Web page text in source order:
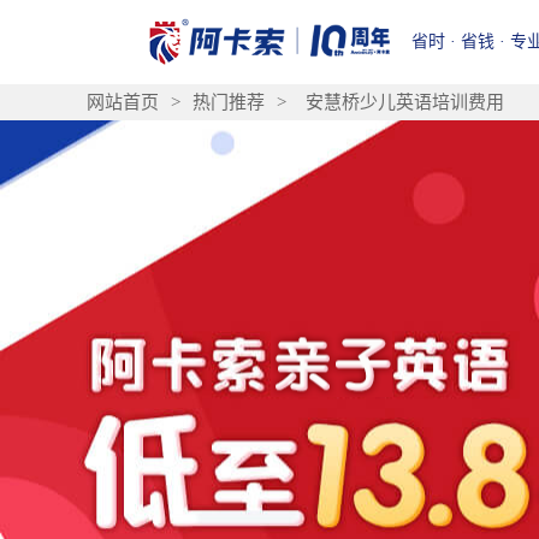
省时 · 省钱 · 专
网站首页 > 热门推荐 > 安慧桥少儿英语培训费用